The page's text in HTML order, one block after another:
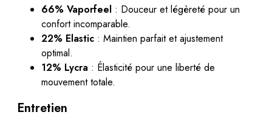
66% Vaporfeel : Douceur et légèreté pour un
confort incomparable.
22% Elastic : Maintien parfait et ajustement
optimal.
12% Lycra : Élasticité pour une liberté de
mouvement totale.
Entretien